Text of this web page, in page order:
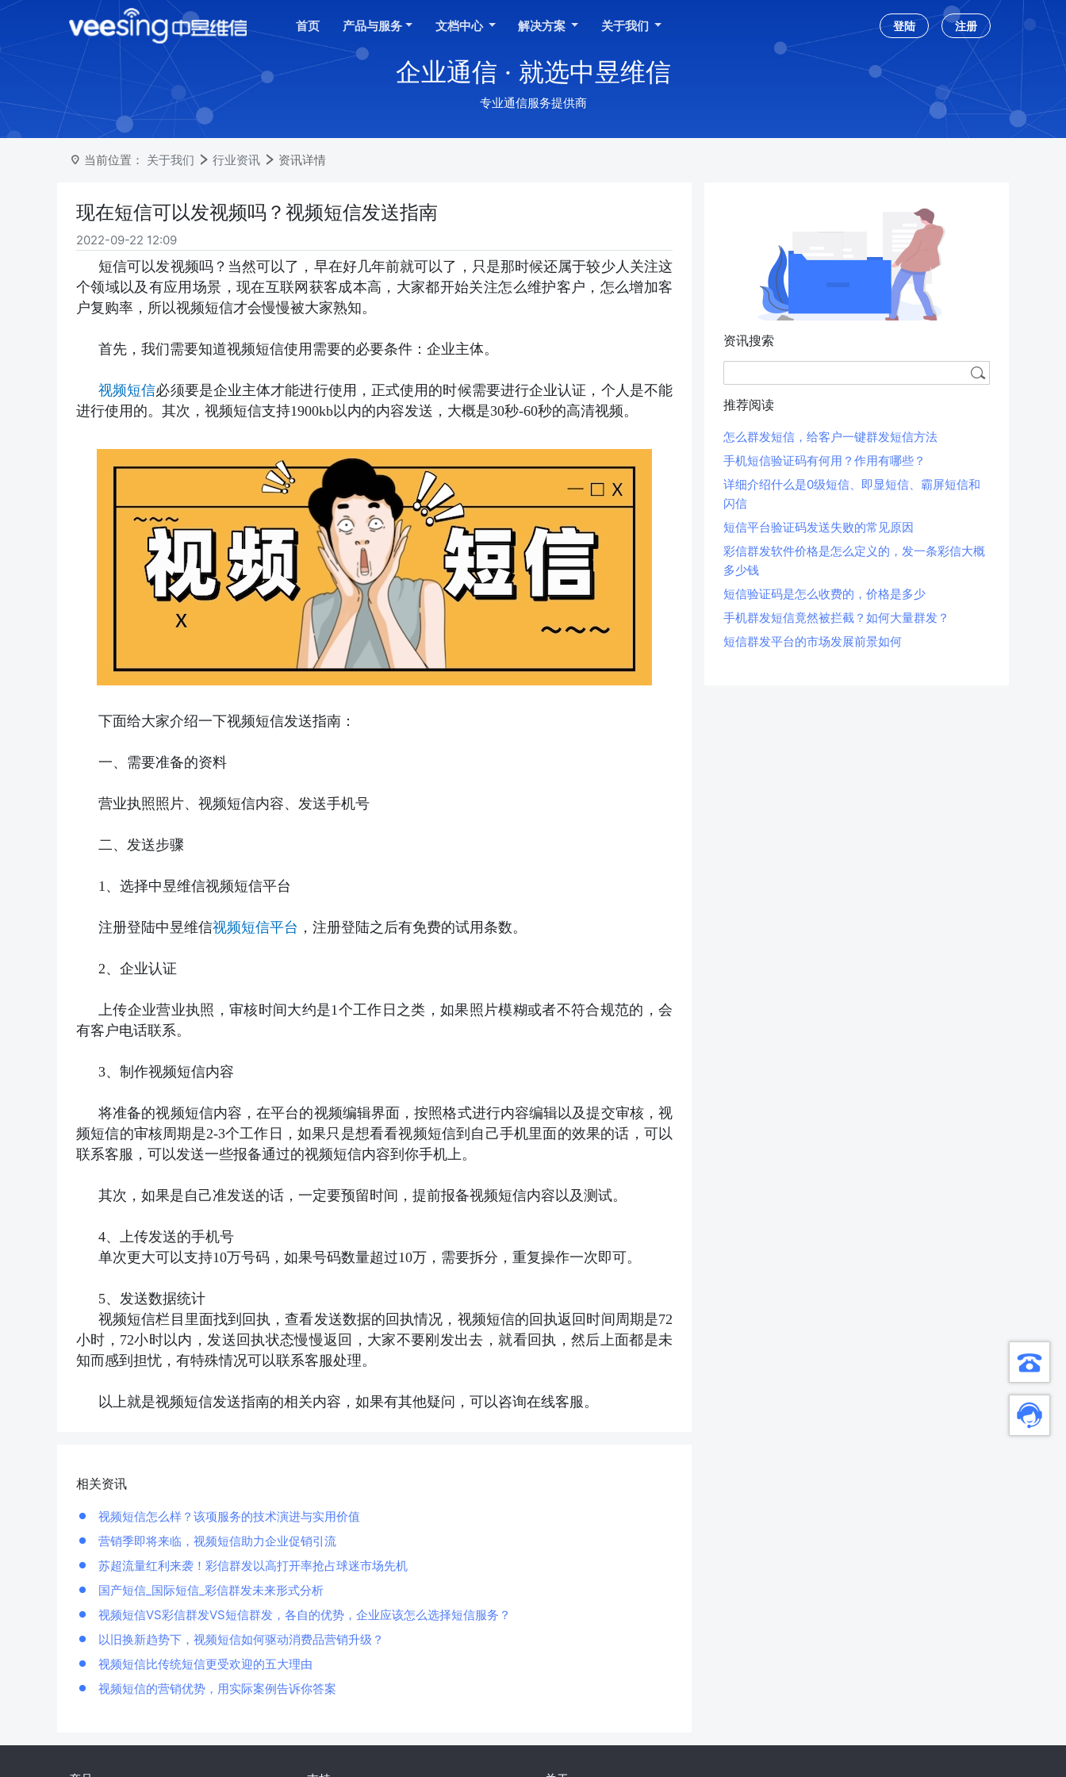
首页 产品与服务 文档中心 解决方案 关于我们 登陆 注册
企业通信 · 就选中昱维信
专业通信服务提供商
当前位置： 关于我们 行业资讯 资讯详情
现在短信可以发视频吗？视频短信发送指南
2022-09-22 12:09
短信可以发视频吗？当然可以了，早在好几年前就可以了，只是那时候还属于较少人关注这
个领域以及有应用场景，现在互联网获客成本高，大家都开始关注怎么维护客户，怎么增加客
户复购率，所以视频短信才会慢慢被大家熟知。
首先，我们需要知道视频短信使用需要的必要条件：企业主体。
视频短信必须要是企业主体才能进行使用，正式使用的时候需要进行企业认证，个人是不能
进行使用的。其次，视频短信支持1900kb以内的内容发送，大概是30秒-60秒的高清视频。
下面给大家介绍一下视频短信发送指南：
一、需要准备的资料
营业执照照片、视频短信内容、发送手机号
二、发送步骤
1、选择中昱维信视频短信平台
注册登陆中昱维信视频短信平台 ，注册登陆之后有免费的试用条数。
2、企业认证
上传企业营业执照，审核时间大约是1个工作日之类，如果照片模糊或者不符合规范的，会
有客户电话联系。
3、制作视频短信内容
将准备的视频短信内容，在平台的视频编辑界面，按照格式进行内容编辑以及提交审核，视
频短信的审核周期是2-3个工作日，如果只是想看看视频短信到自己手机里面的效果的话，可以
联系客服，可以发送一些报备通过的视频短信内容到你手机上。
其次，如果是自己准发送的话，一定要预留时间，提前报备视频短信内容以及测试。
4、上传发送的手机号
单次更大可以支持10万号码，如果号码数量超过10万，需要拆分，重复操作一次即可。
5、发送数据统计
视频短信栏目里面找到回执，查看发送数据的回执情况，视频短信的回执返回时间周期是72
小时，72小时以内，发送回执状态慢慢返回，大家不要刚发出去，就看回执，然后上面都是未
知而感到担忧，有特殊情况可以联系客服处理。
以上就是视频短信发送指南的相关内容，如果有其他疑问，可以咨询在线客服。
相关资讯
视频短信怎么样？该项服务的技术演进与实用价值
营销季即将来临，视频短信助力企业促销引流
苏超流量红利来袭！彩信群发以高打开率抢占球迷市场先机
国产短信_国际短信_彩信群发未来形式分析
视频短信VS彩信群发VS短信群发，各自的优势，企业应该怎么选择短信服务？
以旧换新趋势下，视频短信如何驱动消费品营销升级？
视频短信比传统短信更受欢迎的五大理由
视频短信的营销优势，用实际案例告诉你答案
资讯搜索
推荐阅读
怎么群发短信，给客户一键群发短信方法
手机短信验证码有何用？作用有哪些？
详细介绍什么是0级短信、即显短信、霸屏短信和
闪信
短信平台验证码发送失败的常见原因
彩信群发软件价格是怎么定义的，发一条彩信大概
多少钱
短信验证码是怎么收费的，价格是多少
手机群发短信竟然被拦截？如何大量群发？
短信群发平台的市场发展前景如何